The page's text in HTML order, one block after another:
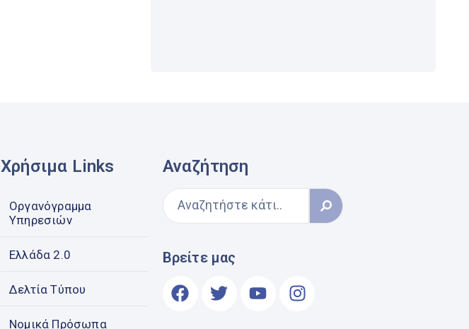
Χρήσιμα Links
Οργανόγραμμα
Υπηρεσιών
Ελλάδα 2.0
Δελτία Τύπου
Νομικά Πρόσωπα
Αναζήτηση
Βρείτε μας